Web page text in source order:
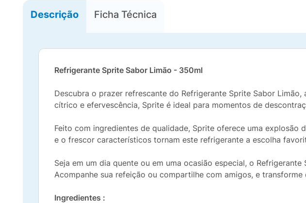
Descrição Ficha Técnica
Refrigerante Sprite Sabor Limão - 350ml
Descubra o prazer refrescante do Refrigerante Sprite Sabor
cítrico e efervescência, Sprite é ideal para momentos de
Feito com ingredientes de qualidade, Sprite oferece uma
e o frescor característicos tornam este refrigerante a escolha
Seja em um dia quente ou em uma ocasião especial, o
Acompanhe sua refeição ou compartilhe com amigos, e
Ingredientes :